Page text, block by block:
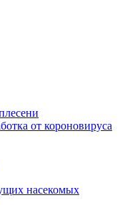
от короновируса
насекомых